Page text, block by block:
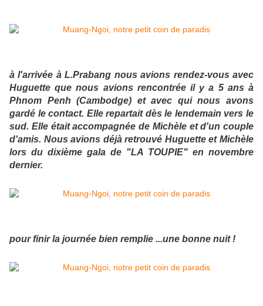
à l'arrivée à L.Prabang nous avions rendez-vous avec
Huguette que nous avions rencontrée il y a 5 ans à
Phnom Penh (Cambodge) et avec qui nous avons
gardé le contact. Elle repartait dès le lendemain vers le
sud. Elle était accompagnée de Michèle et d'un couple
d'amis. Nous avions déjà retrouvé Huguette et Michèle
lors du dixième gala de "LA TOUPIE" en novembre
dernier.
pour finir la journée bien remplie ...une bonne nuit !